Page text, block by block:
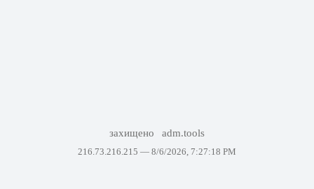
захищено adm.tools
216.73.216.215 — 8/6/2026, 7:27:18 PM